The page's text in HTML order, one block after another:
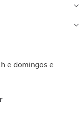
e domingos e